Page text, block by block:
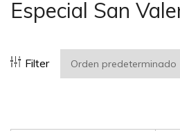
para
Ella
Sensual
Especial San
Filter